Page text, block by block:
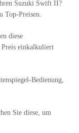
Suzuki Swift II?
Top-Preisen.
diese
Preis einkalkuliert
Bedienung,
Sie diese, um